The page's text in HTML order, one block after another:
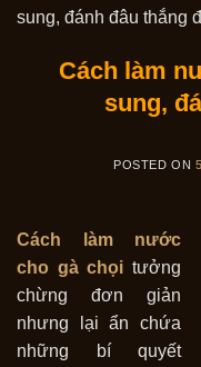
sung, đánh đâu thắng
Cách làm
sung,
POSTED ON
Cách làm nước
cho gà chọi tưởng
chừng đơn giản
nhưng lại ẩn chứa
những bí quyết